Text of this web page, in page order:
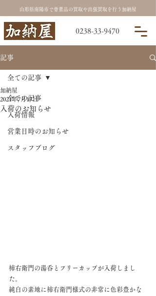
0238-33-9470
山形県南陽市で骨董品の買取や出張買取を行う加納屋
記事
全ての記事
入荷情報
営業日時のお知らせ
スタッフブログ
全ての記事
入荷のお知らせ
加納屋
2021年7月17日
柿右衛門の湯呑とフリーカップが入荷しまし
た。
純白の素地に柿右衛門様式の非常に色彩豊かな